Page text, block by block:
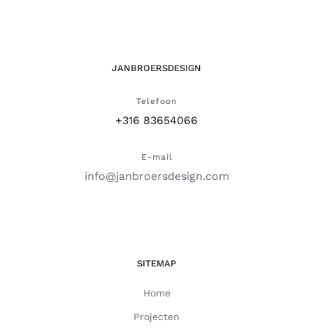
JANBROERSDESIGN
Telefoon
+316 83654066
E-mail
info@janbroersdesign.com
SITEMAP
Home
Projecten